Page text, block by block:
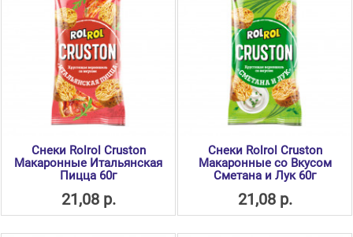
Cнеки Rolrol Cruston
Макаронные Итальянская
Пицца 60г
21,08 р.
Cнеки Rolrol Cruston
Макаронные со Вкусом
Сметана и Лук 60г
21,08 р.